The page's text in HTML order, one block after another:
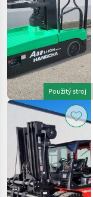
Použitý stroj